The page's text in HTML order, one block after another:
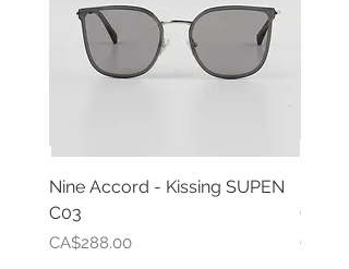
Nine Accord - Kissing SUPEN
C03
價格
CA$288.00
C02
價格